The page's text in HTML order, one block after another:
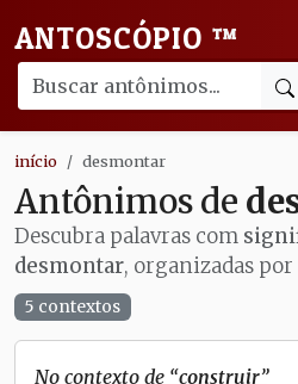
ANTOSCÓPIO ™
início desmontar
Antônimos de
Descubra palavras com
desmontar, organizadas
5 contextos
No contexto de “construir”